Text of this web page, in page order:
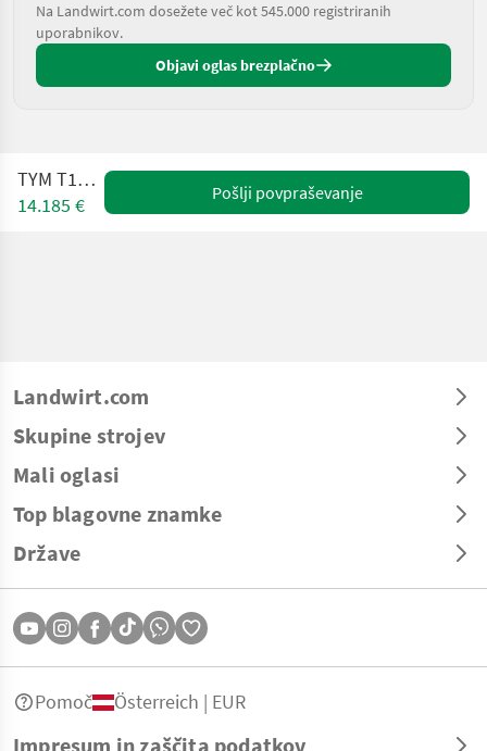
Na Landwirt.com dosežete več kot 545.000 registriranih
uporabnikov.
Objavi oglas brezplačno
TYM T194 NH
14.185 €
Pošlji povpraševanje
Landwirt.com
Skupine strojev
Mali oglasi
Top blagovne znamke
Države
Impresum in zaščita podatkov
Pomoč Österreich | EUR